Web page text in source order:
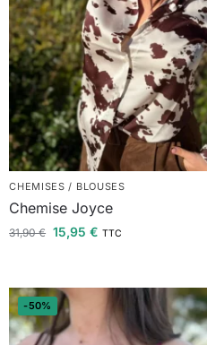
CHEMISES / BLOUSES
Chemise Joyce
31,90€ 15,95€ TTC
-50%